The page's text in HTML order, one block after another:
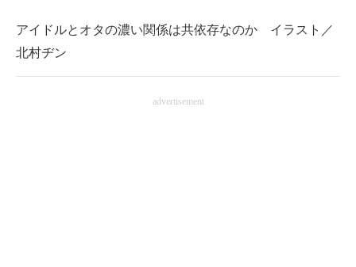
アイドルとオタの濃い関係は共依存なのか イラスト／
北村ヂン
advertisement